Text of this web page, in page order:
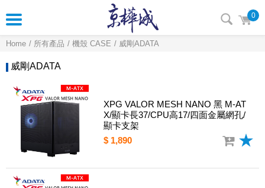
0
Home 所有產品 機殼 CASE 威剛ADATA
威剛ADATA
XPG VALOR MESH NANO 黑 M-AT
X/顯卡長37/CPU高17/四面金屬網孔/
顯卡支架
$ 1,890